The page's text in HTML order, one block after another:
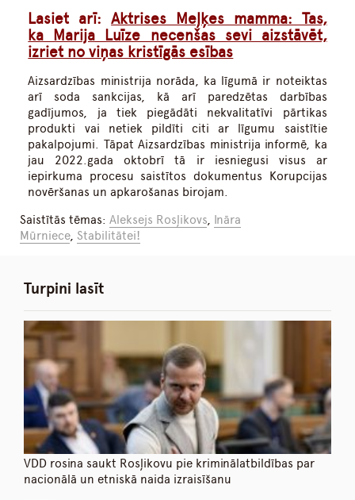
Lasiet arī:Aktrises Meļķes mamma: Tas,
ka Marija Luīze necenšas sevi aizstāvēt,
izriet no viņas kristīgās esības
Aizsardzības ministrija norāda, ka līgumā ir noteiktas
arī soda sankcijas, kā arī paredzētas darbības
gadījumos, ja tiek piegādāti nekvalitatīvi pārtikas
produkti vai netiek pildīti citi ar līgumu saistītie
pakalpojumi. Tāpat Aizsardzības ministrija informē, ka
jau 2022.gada oktobrī tā ir iesniegusi visus ar
iepirkuma procesu saistītos dokumentus Korupcijas
novēršanas un apkarošanas birojam.
Saistītās tēmas:Aleksejs Rosļikovs, Ināra
Mūrniece,Stabilitātei!
Turpini lasīt
VDD rosina saukt Rosļikovu pie kriminālatbildības par
nacionālā un etniskā naida izraisīšanu